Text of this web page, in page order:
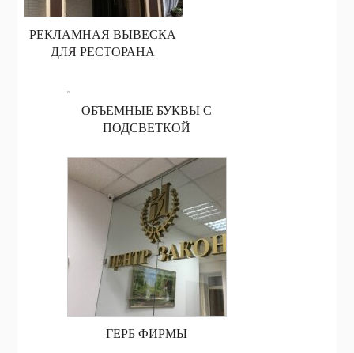
РЕКЛАМНАЯ ВЫВЕСКА
ДЛЯ РЕСТОРАНА
ОБЪЕМНЫЕ БУКВЫ С
ПОДСВЕТКОЙ
ГЕРБ ФИРМЫ